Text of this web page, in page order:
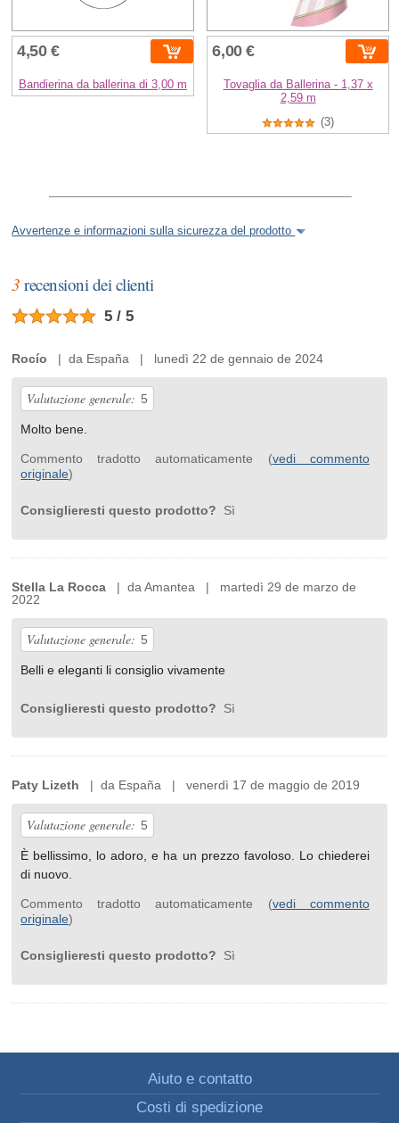
4,50 €
Bandierina da ballerina di 3,00 m
6,00 €
Tovaglia da Ballerina - 1,37 x
2,59 m
(3)
Avvertenze e informazioni sulla sicurezza del prodotto
3 recensioni dei clienti
5 / 5
Rocío | da España | lunedì 22 de gennaio de 2024
Valutazione generale: 5
Molto bene.
Commento tradotto automaticamente (vedi commento
originale)
Consiglieresti questo prodotto? Sì
Stella La Rocca | da Amantea | martedì 29 de marzo de
2022
Valutazione generale: 5
Belli e eleganti li consiglio vivamente
Consiglieresti questo prodotto? Sì
Paty Lizeth | da España | venerdì 17 de maggio de 2019
Valutazione generale: 5
È bellissimo, lo adoro, e ha un prezzo favoloso. Lo chiederei
di nuovo.
Commento tradotto automaticamente (vedi commento
originale)
Consiglieresti questo prodotto? Sì
Aiuto e contatto
Costi di spedizione